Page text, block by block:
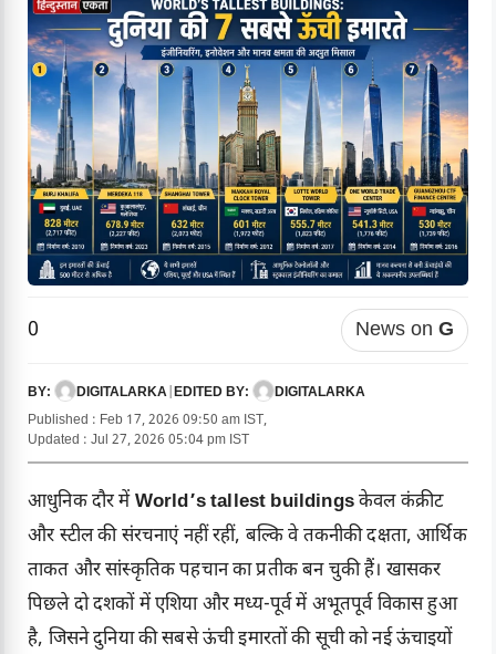
0 News on G
BY: DIGITALARKA EDITED BY:
DIGITALARKA
Published : Feb 17, 2026 09:50 am IST,
Updated : Jul 27, 2026 05:04 pm IST
आधुनिक दौर मेंWorld’s tallest buildingsकेवल कंक्रीट
और स्टील की संरचनाएं नहीं रहीं, बल्कि वे तकनीकी दक्षता, आर्थिक
ताकत और सांस्कृतिक पहचान का प्रतीक बन चुकी हैं। खासकर
पिछले दो दशकों में एशिया और मध्य-पूर्व में अभूतपूर्व विकास हुआ
है, जिसने दुनिया की सबसे ऊंची इमारतों की सूची को नई ऊंचाइयों